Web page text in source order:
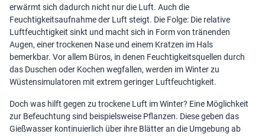
erwärmt sich dadurch nicht nur die Luft. Auch die
Feuchtigkeitsaufnahme der Luft steigt. Die Folge: Die relative
Luftfeuchtigkeit sinkt und macht sich in Form von tränenden
Augen, einer trockenen Nase und einem Kratzen im Hals
bemerkbar. Vor allem Büros, in denen Feuchtigkeitsquellen durch
das Duschen oder Kochen wegfallen, werden im Winter zu
Wüstensimulatoren mit extrem geringer Luftfeuchtigkeit.
Doch was hilft gegen zu trockene Luft im Winter? Eine Möglichkeit
zur Befeuchtung sind beispielsweise Pflanzen. Diese geben das
Gießwasser kontinuierlich über ihre Blätter an die Umgebung ab